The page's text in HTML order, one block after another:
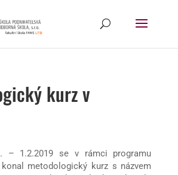
kurz v
– 1.2.2019 se v rámci programu
metodologický kurz s názvem